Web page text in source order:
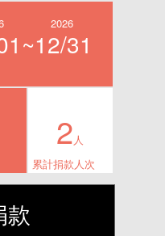
2026
12/31
2人
累計捐款人次
款